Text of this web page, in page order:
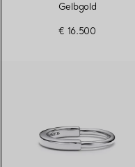
Gelbgold
€ 16.500